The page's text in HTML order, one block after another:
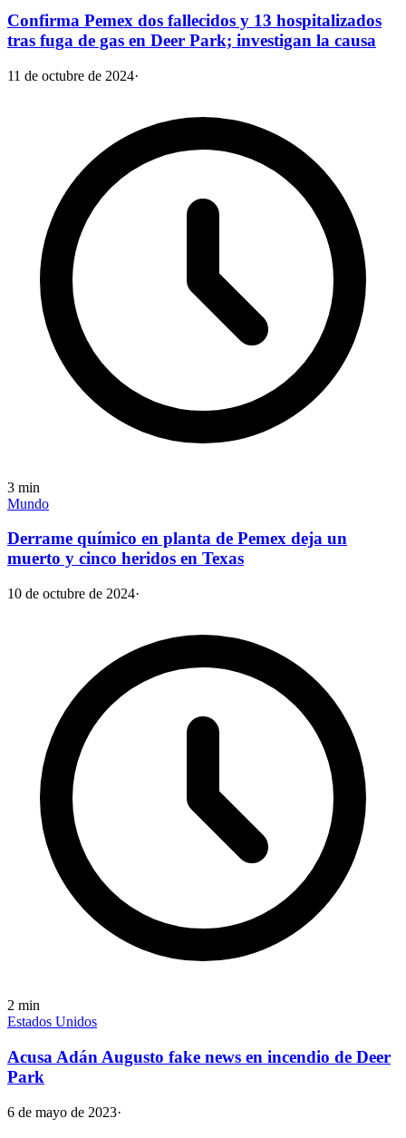
Confirma Pemex dos fallecidos y 13 hospitalizados
tras fuga de gas en Deer Park; investigan la causa
11 de octubre de 2024·
3 min
Mundo
Derrame químico en planta de Pemex deja un
muerto y cinco heridos en Texas
10 de octubre de 2024·
2 min
Estados Unidos
Acusa Adán Augusto fake news en incendio de Deer
Park
6 de mayo de 2023·